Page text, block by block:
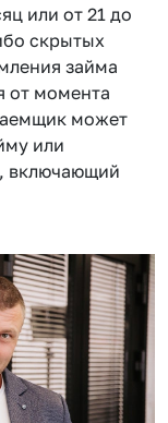
или от 21 до
скрытых
займа
от момента
может
или
включающий